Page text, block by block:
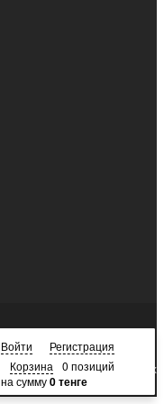
Наверх
Войти
Регистрация
Корзина
0 позиций
на сумму0 тенге